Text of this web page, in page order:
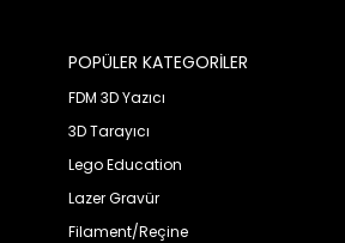
POPÜLER KATEGORİLER
FDM 3D Yazıcı
3D Tarayıcı
Lego Education
Lazer Gravür
Filament/Reçine